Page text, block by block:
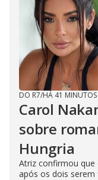
DO R7/HÁ 41 MINUTOS
Carol
sobre
Hungria
Atriz confirmou
após os dois